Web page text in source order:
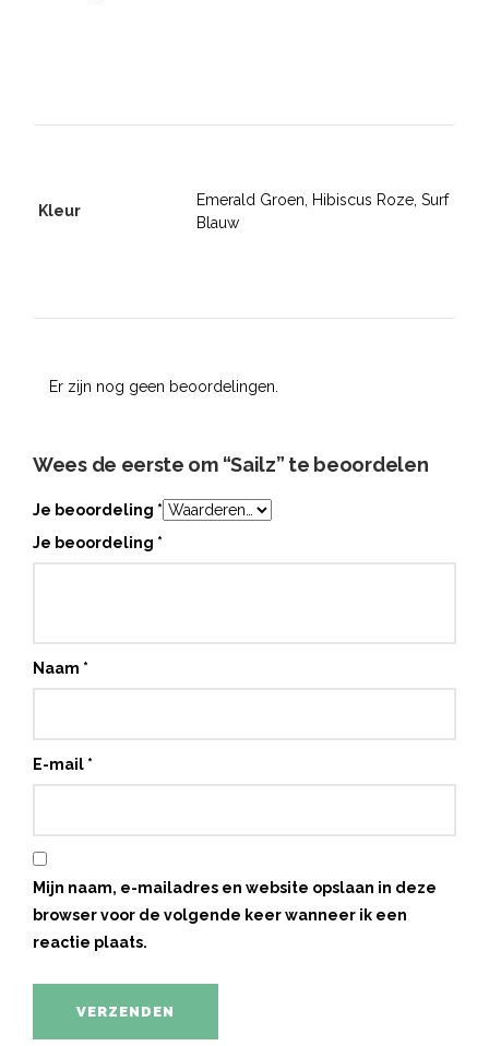
Kleur
Emerald Groen, Hibiscus Roze, Surf
Blauw
Er zijn nog geen beoordelingen.
Wees de eerste om “Sailz” te beoordelen
Je beoordeling *
Je beoordeling *
Naam *
E-mail *
Mijn naam, e-mailadres en website opslaan in deze
browser voor de volgende keer wanneer ik een
reactie plaats.